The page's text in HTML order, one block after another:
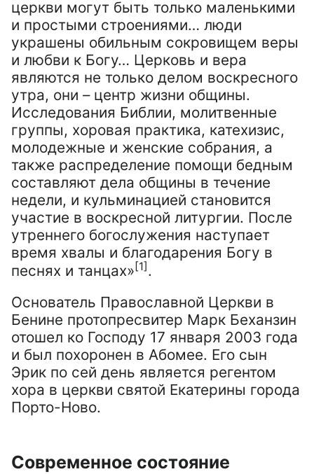
церкви могут быть только маленькими
и простыми строениями… люди
украшены обильным сокровищем веры
и любви к Богу… Церковь и вера
являются не только делом воскресного
утра, они – центр жизни общины.
Исследования Библии, молитвенные
группы, хоровая практика, катехизис,
молодежные и женские собрания, а
также распределение помощи бедным
составляют дела общины в течение
недели, и кульминацией становится
участие в воскресной литургии. После
утреннего богослужения наступает
время хвалы и благодарения Богу в
песнях и танцах»[1].
Основатель Православной Церкви в
Бенине протопресвитер Марк Беханзин
отошел ко Господу 17 января 2003 года
и был похоронен в Абомее. Его сын
Эрик по сей день является регентом
хора в церкви святой Екатерины города
Порто-Ново.
Современное состояние